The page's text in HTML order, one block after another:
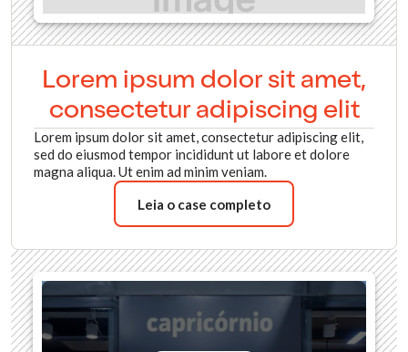
Lorem ipsum dolor sit amet,
consectetur adipiscing elit
Lorem ipsum dolor sit amet, consectetur adipiscing elit,
sed do eiusmod tempor incididunt ut labore et dolore
magna aliqua. Ut enim ad minim veniam.
Leia o case completo